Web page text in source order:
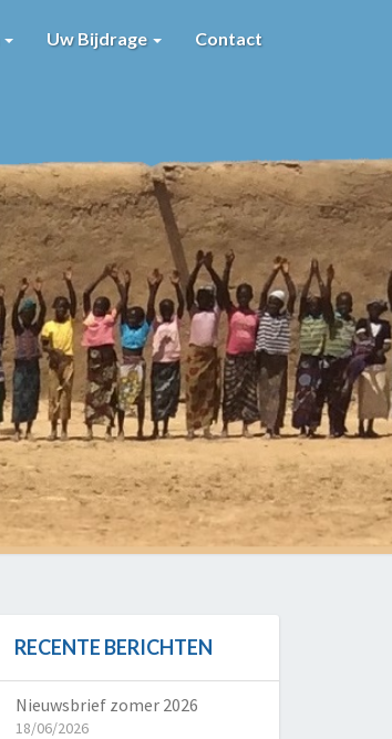
Uw Bijdrage Contact
RECENTE BERICHTEN
Nieuwsbrief zomer 2026
18/06/2026